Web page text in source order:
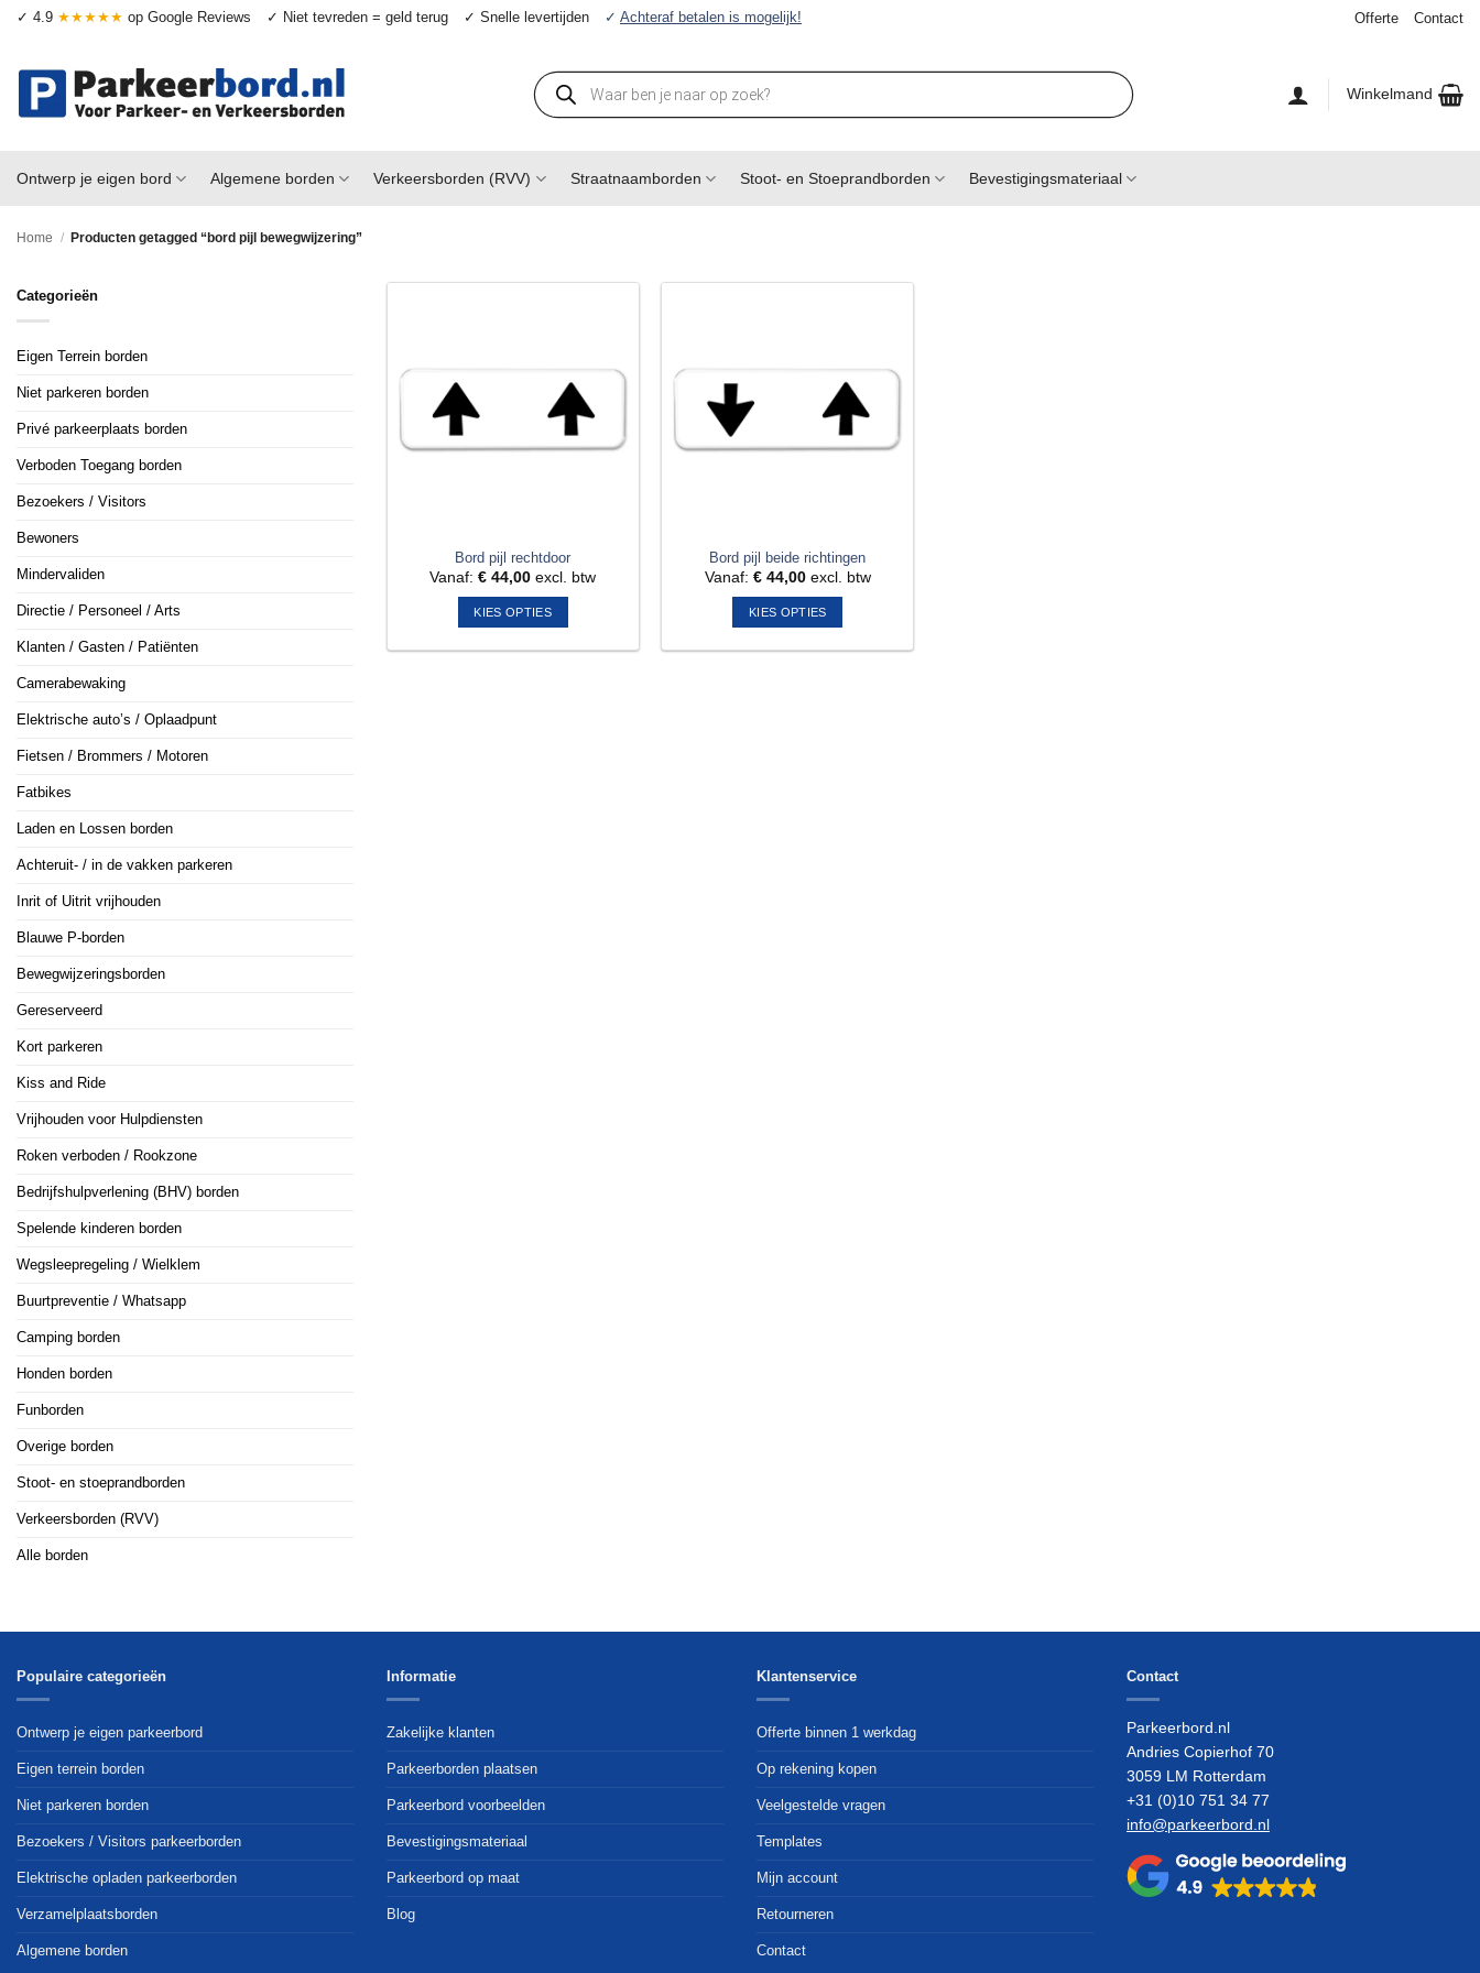
✓ 4.9 ★★★★★ op Google Reviews ✓ Niet tevreden = geld terug ✓ Snelle levertijden ✓ Achteraf betalen is mogelijk! Offerte Contact
Producten
zoeken
Winkelmand
Ontwerp je eigen bord Algemene borden Verkeersborden (RVV) Straatnaamborden Stoot- en Stoeprandborden Bevestigingsmateriaal
Home / Producten getagged “bord pijl bewegwijzering”
Categorieën
Eigen Terrein borden
Niet parkeren borden
Privé parkeerplaats borden
Verboden Toegang borden
Bezoekers / Visitors
Bewoners
Mindervaliden
Directie / Personeel / Arts
Klanten / Gasten / Patiënten
Camerabewaking
Elektrische auto’s / Oplaadpunt
Fietsen / Brommers / Motoren
Fatbikes
Laden en Lossen borden
Achteruit- / in de vakken parkeren
Inrit of Uitrit vrijhouden
Blauwe P-borden
Bewegwijzeringsborden
Gereserveerd
Kort parkeren
Kiss and Ride
Vrijhouden voor Hulpdiensten
Roken verboden / Rookzone
Bedrijfshulpverlening (BHV) borden
Spelende kinderen borden
Wegsleepregeling / Wielklem
Buurtpreventie / Whatsapp
Camping borden
Honden borden
Funborden
Overige borden
Stoot- en stoeprandborden
Verkeersborden (RVV)
Alle borden
Bord pijl rechtdoor
Vanaf:€ 44,00 excl. btw
KIES OPTIES
Bord pijl beide richtingen
Vanaf: €44,00excl. btw
KIES OPTIES
Populaire categorieën
Ontwerp je eigen parkeerbord
Eigen terrein borden
Niet parkeren borden
Bezoekers / Visitors parkeerborden
Elektrische opladen parkeerborden
Verzamelplaatsborden
Algemene borden
Informatie
Zakelijke klanten
Parkeerborden plaatsen
Parkeerbord voorbeelden
Bevestigingsmateriaal
Parkeerbord op maat
Blog
Klantenservice
Offerte binnen 1 werkdag
Op rekening kopen
Veelgestelde vragen
Templates
Mijn account
Retourneren
Contact
Contact
Parkeerbord.nl
Andries Copierhof 70
3059 LM Rotterdam
+31 (0)10 751 34 77
info@parkeerbord.nl